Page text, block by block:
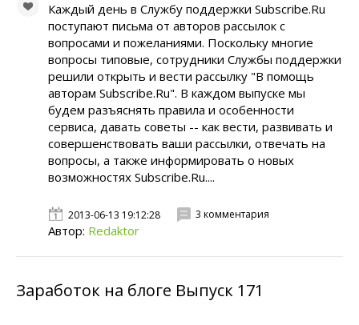
Каждый день в Службу поддержки Subscribe.Ru
поступают письма от авторов рассылок с
вопросами и пожеланиями. Поскольку многие
вопросы типовые, сотрудники Службы поддержки
решили открыть и вести рассылку "В помощь
авторам Subscribe.Ru". В каждом выпуске мы
будем разъяснять правила и особенности
сервиса, давать советы -- как вести, развивать и
совершенствовать ваши рассылки, отвечать на
вопросы, а также информировать о новых
возможностях Subscribe.Ru....
2013-06-13 19:12:28 3 комментария
Автор: Redaktor
Заработок на блоге Выпуск 171